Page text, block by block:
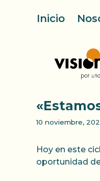
Inicio
10 noviembre,
Hoy en este
oportunidad